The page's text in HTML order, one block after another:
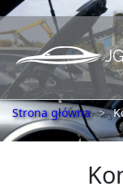
Strona główna